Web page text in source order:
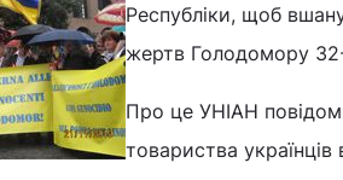
Республіки, щоб
жертв Голодомору 32-
Про це УНІАН
товариства